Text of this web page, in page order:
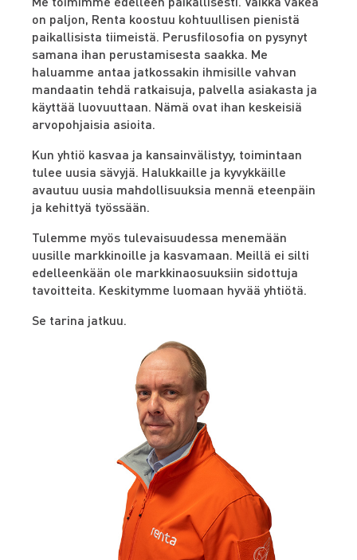
on paljon, Renta koostuu kohtuullisen pienistä
paikallisista tiimeistä. Perusfilosofia on pysynyt
samana ihan perustamisesta saakka. Me
haluamme antaa jatkossakin ihmisille vahvan
mandaatin tehdä ratkaisuja, palvella asiakasta ja
käyttää luovuuttaan. Nämä ovat ihan keskeisiä
arvopohjaisia asioita.
Kun yhtiö kasvaa ja kansainvälistyy, toimintaan
tulee uusia sävyjä. Halukkaille ja kyvykkäille
avautuu uusia mahdollisuuksia mennä eteenpäin
ja kehittyä työssään.
Tulemme myös tulevaisuudessa menemään
uusille markkinoille ja kasvamaan. Meillä ei silti
edelleenkään ole markkinaosuuksiin sidottuja
tavoitteita. Keskitymme luomaan hyvää yhtiötä.
Se tarina jatkuu.